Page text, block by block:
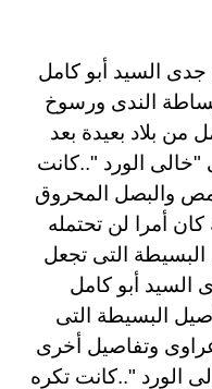
جدى السيد أبو كامل
الندى ورسوخ
من بلاد بعيدة بعد
الورد "..كانت
والبصل المحروق
أمرا لن تحتمله
البسيطة التى تجعل
السيد أبو كامل
البسيطة التى
وتفاصيل أخرى
الورد "..كانت تكره